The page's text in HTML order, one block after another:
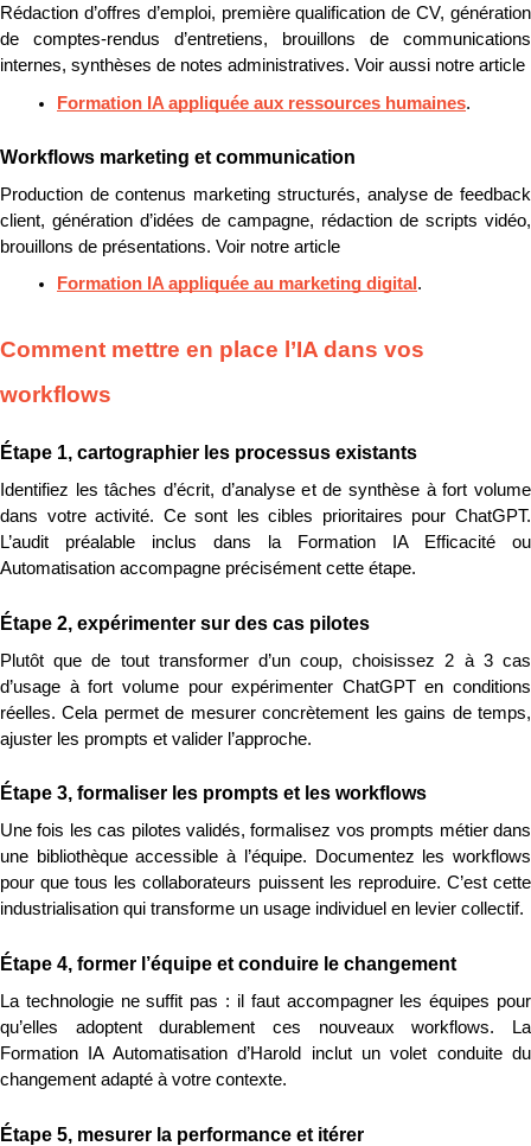
Rédaction d’offres d’emploi, première qualification de CV, génération
de comptes-rendus d’entretiens, brouillons de communications
internes, synthèses de notes administratives. Voir aussi notre article
Formation IA appliquée aux ressources humaines.
Workflows marketing et communication
Production de contenus marketing structurés, analyse de feedback
client, génération d’idées de campagne, rédaction de scripts vidéo,
brouillons de présentations. Voir notre article
Formation IA appliquée au marketing digital .
Comment mettre en place l’IA dans vos
workflows
Étape 1, cartographier les processus existants
Identifiez les tâches d’écrit, d’analyse et de synthèse à fort volume
dans votre activité. Ce sont les cibles prioritaires pour ChatGPT.
L’audit préalable inclus dans la Formation IA Efficacité ou
Automatisation accompagne précisément cette étape.
Étape 2, expérimenter sur des cas pilotes
Plutôt que de tout transformer d’un coup, choisissez 2 à 3 cas
d’usage à fort volume pour expérimenter ChatGPT en conditions
réelles. Cela permet de mesurer concrètement les gains de temps,
ajuster les prompts et valider l’approche.
Étape 3, formaliser les prompts et les workflows
Une fois les cas pilotes validés, formalisez vos prompts métier dans
une bibliothèque accessible à l’équipe. Documentez les workflows
pour que tous les collaborateurs puissent les reproduire. C’est cette
industrialisation qui transforme un usage individuel en levier collectif.
Étape 4, former l’équipe et conduire le changement
La technologie ne suffit pas : il faut accompagner les équipes pour
qu’elles adoptent durablement ces nouveaux workflows. La
Formation IA Automatisation d’Harold inclut un volet conduite du
changement adapté à votre contexte.
Étape 5, mesurer la performance et itérer